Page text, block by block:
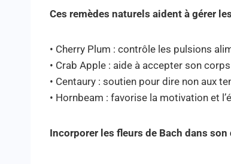
Ces remèdes naturels aident à gérer
• Cherry Plum : contrôle les pulsions
• Crab Apple : aide à accepter son
• Centaury : soutien pour dire non aux
• Hornbeam : favorise la motivation et
Incorporer les fleurs de Bach dans